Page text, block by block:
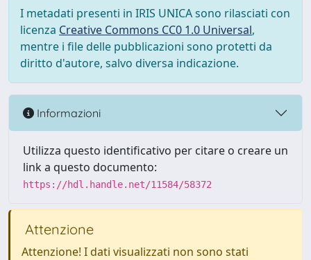
I metadati presenti in IRIS UNICA sono rilasciati con
licenza Creative Commons CC0 1.0 Universal,
mentre i file delle pubblicazioni sono protetti da
diritto d'autore, salvo diversa indicazione.
Informazioni
Utilizza questo identificativo per citare o creare un
link a questo documento:
https://hdl.handle.net/11584/58372
Attenzione
Attenzione! I dati visualizzati non sono stati